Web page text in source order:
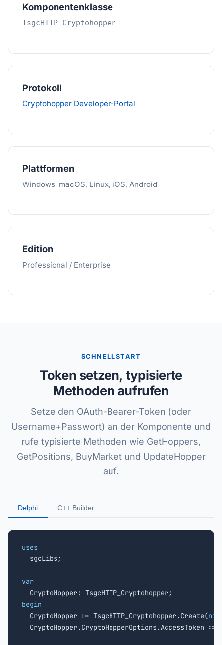
Komponentenklasse
TsgcHTTP_Cryptohopper
Protokoll
Cryptohopper Developer-Portal
Plattformen
Windows, macOS, Linux, iOS, Android
Edition
Professional / Enterprise
SCHNELLSTART
Token setzen, typisierte
Methoden aufrufen
Setze den OAuth-Bearer-Token (oder
Username+Passwort) an der Komponente und
rufe typisierte Methoden wie GetHoppers,
GetPositions, BuyMarket und UpdateHopper
auf.
Delphi C++ Builder
uses
sgcLibs;
var
begin
CryptoHopper := TsgcHTTP_Cryptohopper.Create(nil
  CryptoHopper.CryptoHopperOptions.AccessToken :=